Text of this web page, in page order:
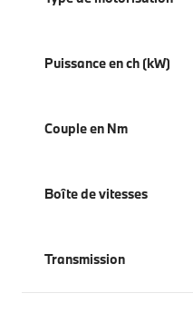
Puissance en ch (kW)
Couple en Nm
Boîte de vitesses
Transmission